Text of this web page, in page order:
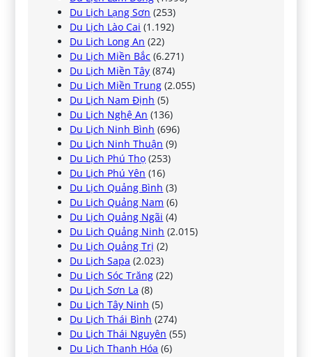
Du Lịch Lạng Sơn (253)
Du Lịch Lào Cai (1.192)
Du Lịch Long An (22)
Du Lịch Miền Bắc (6.271)
Du Lịch Miền Tây (874)
Du Lịch Miền Trung (2.055)
Du Lịch Nam Định (5)
Du Lịch Nghệ An (136)
Du Lịch Ninh Bình (696)
Du Lịch Ninh Thuận (9)
Du Lịch Phú Thọ (253)
Du Lịch Phú Yên (16)
Du Lịch Quảng Bình (3)
Du Lịch Quảng Nam (6)
Du Lịch Quảng Ngãi (4)
Du Lịch Quảng Ninh (2.015)
Du Lịch Quảng Trị (2)
Du Lịch Sapa (2.023)
Du Lịch Sóc Trăng (22)
Du Lịch Sơn La (8)
Du Lịch Tây Ninh (5)
Du Lịch Thái Bình (274)
Du Lịch Thái Nguyên (55)
Du Lịch Thanh Hóa (6)